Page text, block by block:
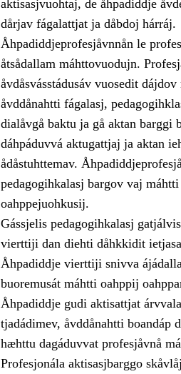
aktisasjvuohtaj, de åhpadiddje
dårjav fágalattjat ja dåbdoj hárráj.
Åhpadiddjeprofesjåvnnån le
åtsådallam máhttovuodujn.
åvdåsvásstádusáv vuosedit
åvddånahtti fágalasj,
dialåvgå baktu ja gå aktan barggi
dáhpáduvvá aktugattjaj ja aktan
ådåstuhttemav.
pedagogihkalasj bargov vaj
oahppejuohkusij.
Gássjelis pedagogihkalasj
vierttiji dan diehti dåhkkidit
Åhpadiddje vierttiji snivva
buoremusát máhtti oahppij
Åhpadiddje gudi aktisattjat
tjadádimev, åvddånahtti boandáp
hæhttu dagáduvvat profesjåvnå
Profesjonála aktisasjbarggo